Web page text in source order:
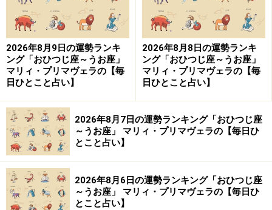
楽天市場で占い関連の商品をチェック！
2026年8月9日の運勢ランキ
ング「おひつじ座～うお座」
マリィ・プリマヴェラの【毎
日ひとこと占い】
2026年8月8日の運勢ランキ
ング「おひつじ座～うお座」
マリィ・プリマヴェラの【毎
日ひとこと占い】
2026年8月7日の運勢ランキング「おひつじ座
～うお座」 マリィ・プリマヴェラの【毎日ひ
とこと占い】
2026年8月6日の運勢ランキング「おひつじ座
～うお座」 マリィ・プリマヴェラの【毎日ひ
とこと占い】